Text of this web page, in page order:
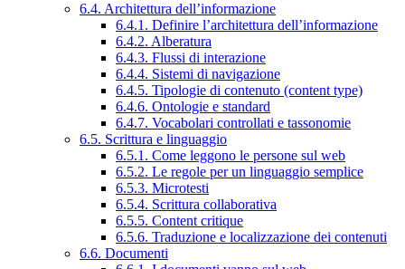
6.4. Architettura dell’informazione
6.4.1. Definire l’architettura dell’informazione
6.4.2. Alberatura
6.4.3. Flussi di interazione
6.4.4. Sistemi di navigazione
6.4.5. Tipologie di contenuto (content type)
6.4.6. Ontologie e standard
6.4.7. Vocabolari controllati e tassonomie
6.5. Scrittura e linguaggio
6.5.1. Come leggono le persone sul web
6.5.2. Le regole per un linguaggio semplice
6.5.3. Microtesti
6.5.4. Scrittura collaborativa
6.5.5. Content critique
6.5.6. Traduzione e localizzazione dei contenuti
6.6. Documenti